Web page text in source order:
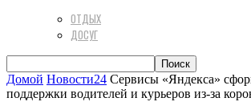
ОТДЫХ
ДОСУГ
Домой Новости24 Сервисы «Яндекса»
поддержки водителей и курьеров из-за